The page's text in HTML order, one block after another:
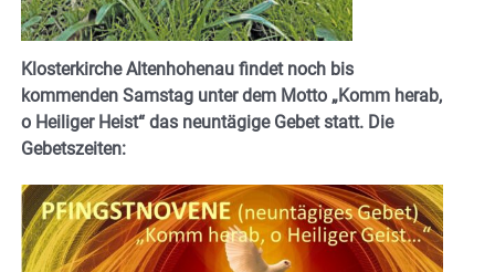
Klosterkirche Altenhohenau findet noch bis
kommenden Samstag unter dem Motto „Komm herab,
o Heiliger Heist“ das neuntägige Gebet statt. Die
Gebetszeiten: